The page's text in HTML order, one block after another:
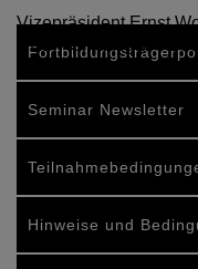
Vizepräsident Ernst
DAB-Aprilausgabe
Seminar Newsletter
Hinweise und